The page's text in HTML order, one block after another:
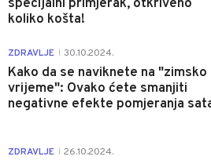
specijalni primjerak, otkriveno
koliko košta!
ZDRAVLJE 30.10.2024.
Kako da se naviknete na "zimsko
vrijeme": Ovako ćete smanjiti
negativne efekte pomjeranja
ZDRAVLJE 26.10.2024.